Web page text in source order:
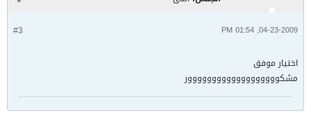
#3 04-23-2009, 01:54 PM
اختيار موفق
مشكووووووووووووووووووور